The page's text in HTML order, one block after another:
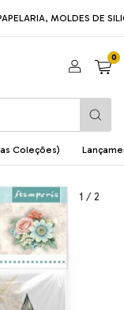
MOLDES DE
0
Coleções)
1 /2